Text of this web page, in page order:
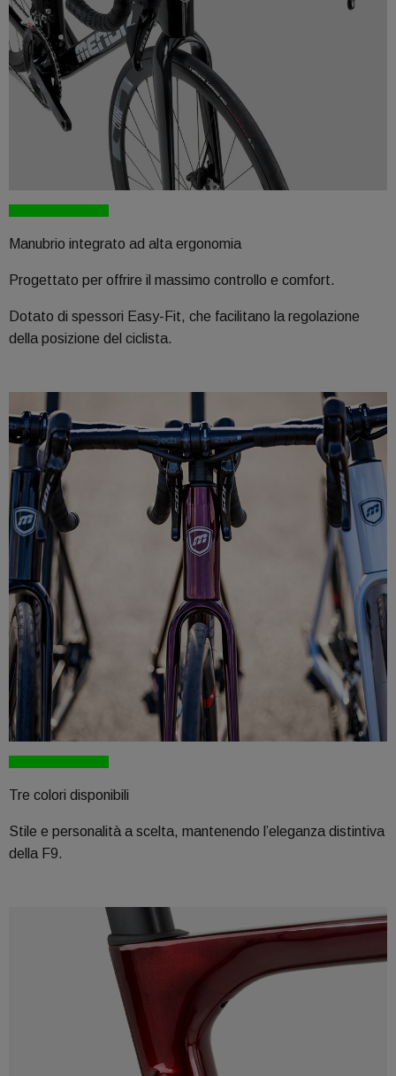
Manubrio integrato ad alta ergonomia
Progettato per offrire il massimo controllo e comfort.
Dotato di spessori Easy-Fit, che facilitano la regolazione
della posizione del ciclista.
Tre colori disponibili
Stile e personalità a scelta, mantenendo l’eleganza distintiva
della F9.